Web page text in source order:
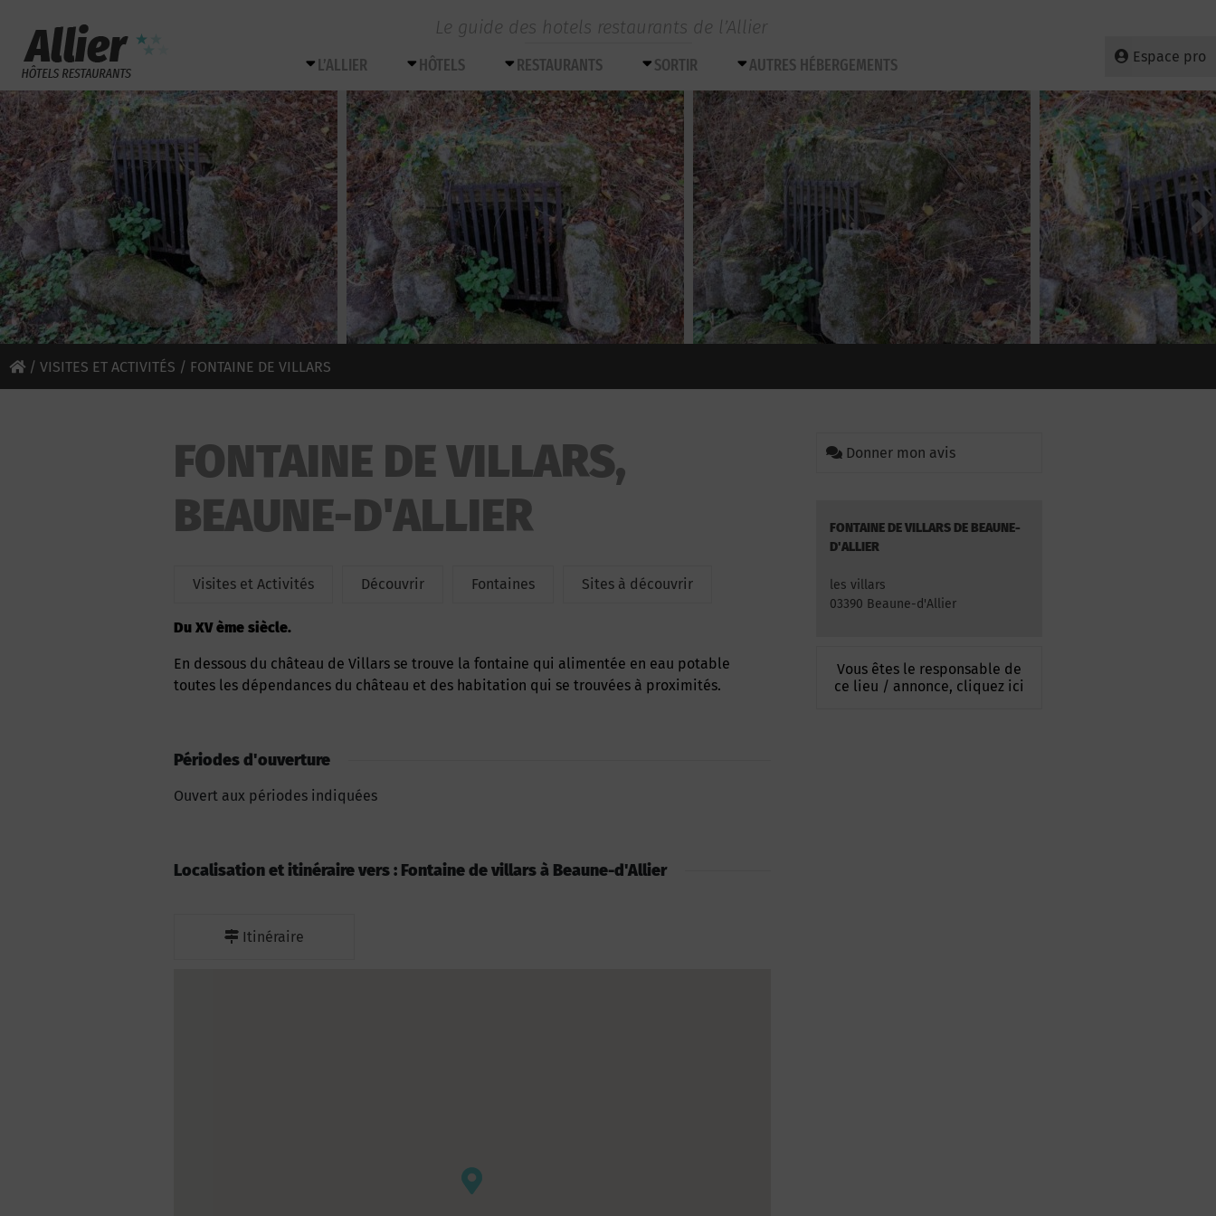
Le guide des hotels restaurants de l’Allier
Espace pro
L’ALLIER HÔTELS RESTAURANTS SORTIR AUTRES HÉBERGEMENTS
/ VISITES ET ACTIVITÉS / FONTAINE DE VILLARS
FONTAINE DE VILLARS,
BEAUNE-D'ALLIER
Visites et Activités Découvrir Fontaines Sites à découvrir
du XV ème siècle.
En dessous du château de Villars se trouve la fontaine qui alimentée en eau potable
toutes les dépendances du château et des habitation qui se trouvées à proximités.
Donner mon avis
FONTAINE DE VILLARS DE BEAUNE-
D'ALLIER
les villars
03390 Beaune-d'Allier
Vous êtes le responsable de
ce lieu / annonce, cliquez ici
Périodes d'ouverture
Ouvert aux périodes indiquées
Localisation et itinéraire vers : Fontaine de villars à Beaune-d'Allier
Itinéraire